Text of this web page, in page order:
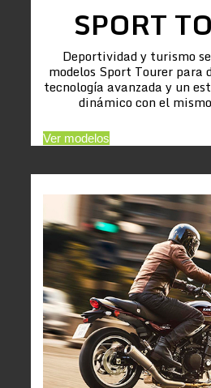
SPORT
Deportividad y turismo
modelos Sport Tourer para
tecnología avanzada y un
dinámico con el
Ver modelos